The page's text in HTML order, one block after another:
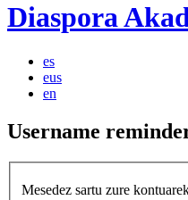
Diaspora
es
eus
en
Username
Mesedez sartu zure